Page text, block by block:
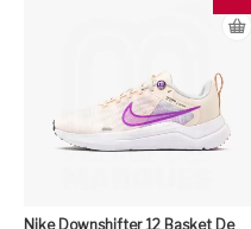
Nike Downshifter 12 Basket De